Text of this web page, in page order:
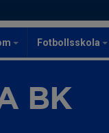
Fotbollsskola
BK